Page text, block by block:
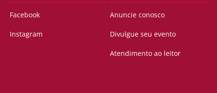
Facebook
Instagram
Anuncie conosco
Divulgue seu evento
Atendimento ao leitor